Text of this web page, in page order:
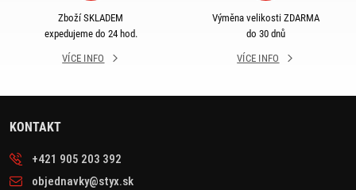
Zboží SKLADEM
expedujeme do 24 hod.
VÍCE INFO
Výměna velikosti ZDARMA
do 30 dnů
VÍCE INFO
KONTAKT
+421 905 203 392
objednavky@styx.sk